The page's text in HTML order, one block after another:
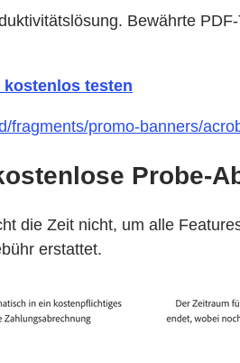
Bewährte
testen
fragments/promo-banners/
Probe-
die Zeit nicht, um alle
erstattet.